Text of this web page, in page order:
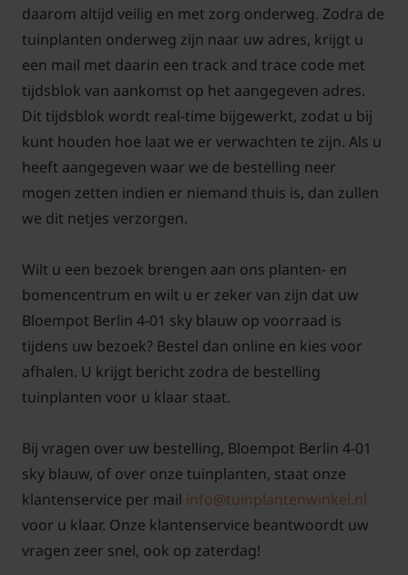
daarom altijd veilig en met zorg onderweg. Zodra de
tuinplanten onderweg zijn naar uw adres, krijgt u
een mail met daarin een track and trace code met
tijdsblok van aankomst op het aangegeven adres.
Dit tijdsblok wordt real-time bijgewerkt, zodat u bij
kunt houden hoe laat we er verwachten te zijn. Als u
heeft aangegeven waar we de bestelling neer
mogen zetten indien er niemand thuis is, dan zullen
we dit netjes verzorgen.
Wilt u een bezoek brengen aan ons planten- en
bomencentrum en wilt u er zeker van zijn dat uw
Bloempot Berlin 4-01 sky blauw op voorraad is
tijdens uw bezoek? Bestel dan online en kies voor
afhalen. U krijgt bericht zodra de bestelling
tuinplanten voor u klaar staat.
Bij vragen over uw bestelling, Bloempot Berlin 4-01
sky blauw, of over onze tuinplanten, staat onze
klantenservice per mail info@tuinplantenwinkel.nl
voor u klaar. Onze klantenservice beantwoordt uw
vragen zeer snel, ook op zaterdag!